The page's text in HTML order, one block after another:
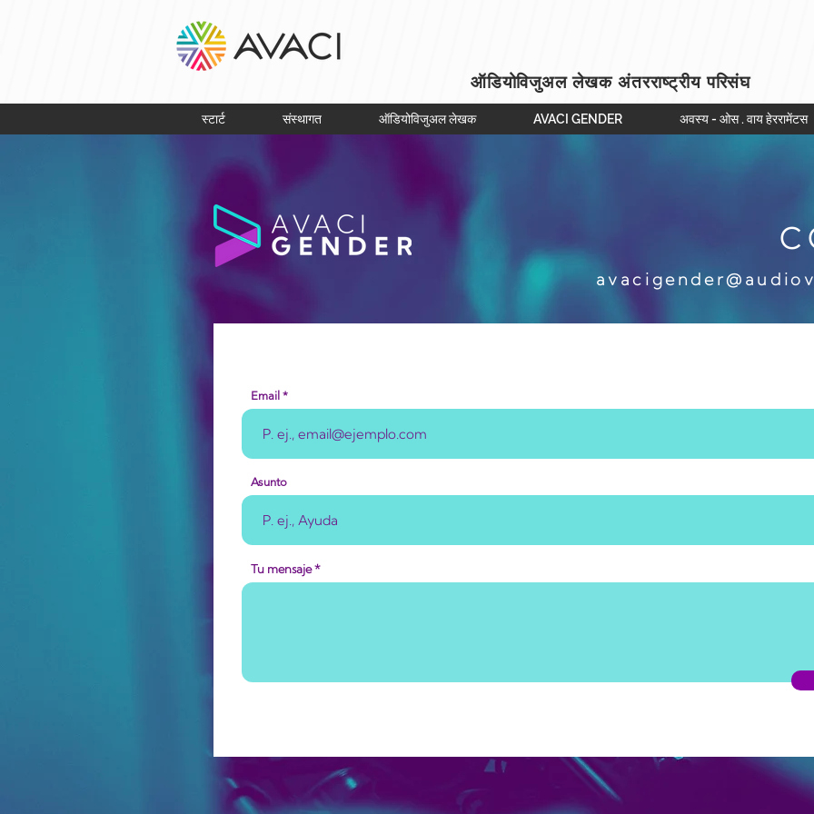
ऑडियोविजुअल लेखक अंतरराष्ट्रीय परिसंघ
स्टार्ट संस्थागत ऑडियोविजुअल लेखक AVACI GENDER अवस्य - ओस . वाय हेररामेंटस
Email
Asunto
Tu mensaje